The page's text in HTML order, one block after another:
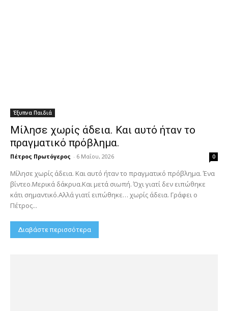
Έξυπνα Παιδιά
Μίλησε χωρίς άδεια. Και αυτό ήταν το
πραγματικό πρόβλημα.
Πέτρος Πρωτόγερος - 6 Μαΐου, 2026 0
Μίλησε χωρίς άδεια. Και αυτό ήταν το πραγματικό πρόβλημα. Ένα
βίντεο.Μερικά δάκρυα.Και μετά σιωπή. Όχι γιατί δεν ειπώθηκε
κάτι σημαντικό.Αλλά γιατί ειπώθηκε… χωρίς άδεια. Γράφει ο
Πέτρος...
Διαβάστε περισσότερα